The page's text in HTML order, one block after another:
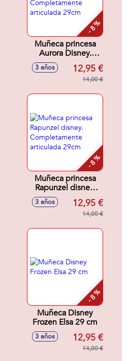
- 8 %
Muñeca princesa
Aurora Disney.
Completamente
articulada 29cm
3 años 12,95 €
14,00 €
- 8 %
Muñeca princesa
Rapunzel disney.
Completamente
articulada 29cm
3 años 12,95 €
14,00 €
- 8 %
Muñeca Disney
Frozen Elsa 29 cm
3 años 12,95 €
14,00 €